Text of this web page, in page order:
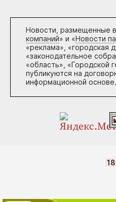
Новости, размещенные
компаний» и «Новости
«реклама», «городская
«законодательное
«область», «Городской
публикуются на
информационной основе.